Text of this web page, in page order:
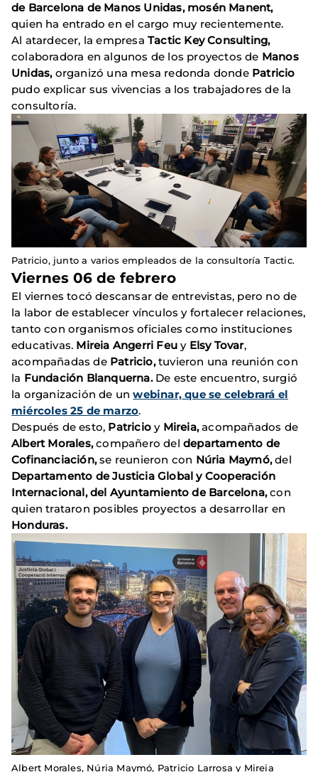
de Barcelona de Manos Unidas, mosén Manent,
quien ha entrado en el cargo muy recientemente.
Al atardecer, la empresa Tactic Key Consulting,
colaboradora en algunos de los proyectos de Manos
Unidas, organizó una mesa redonda donde Patricio
pudo explicar sus vivencias a los trabajadores de la
consultoría.
Patricio, junto a varios empleados de la consultoría Tactic.
Viernes 06 de febrero
El viernes tocó descansar de entrevistas, pero no de
la labor de establecer vínculos y fortalecer relaciones,
tanto con organismos oficiales como instituciones
educativas. Mireia Angerri Feuy Elsy​​ Tovar,
acompañadas de Patricio,tuvieron una reunión con
la Fundación Blanquerna. De este encuentro, surgió
la organización de unwebinar, que se celebrará el
miércoles 25 de marzo.
Después de esto, Patricioy Mireia,acompañados de
Albert Morales,compañero deldepartamento de
Cofinanciación,se reunieron con Núria Maymó,del
Departamento de Justicia Global y Cooperación
Internacional, del Ayuntamiento de Barcelona,con
quien trataron posibles proyectos a desarrollar en
Honduras.
Albert Morales, Núria Maymó, Patricio Larrosa y Mireia